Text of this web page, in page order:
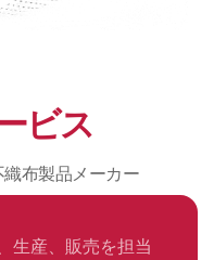
ビス
布製品メーカー
生産、販売を担当